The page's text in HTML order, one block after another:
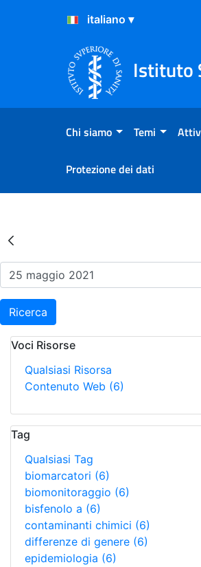
Salta al Contenuto
Salta al Footer
Istituto
Chi siamo Temi
Protezione dei dati
Risultati della
Ricerca
Voci Risorse
Qualsiasi Risorsa
Contenuto Web (6)
Tag
Qualsiasi Tag
biomarcatori (6)
biomonitoraggio (6)
bisfenolo a (6)
contaminanti chimici (6)
differenze di genere (6)
epidemiologia (6)